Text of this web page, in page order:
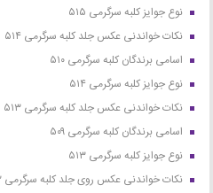
نوع جوایز کلبه سرگرمی ۵۱۵
نکات خواندنی عکس جلد کلبه سرگرمی ۵۱۴
اسامی برندگان کلبه سرگرمی ۵۱۰
نوع جوایز کلبه سرگرمی ۵۱۴
نکات خواندنی عکس جلد کلبه سرگرمی ۵۱۳
اسامی برندگان کلبه سرگرمی ۵۰۹
نوع جوایز کلبه سرگرمی ۵۱۳
نکات خواندنی عکس روی جلد کلبه سرگرمی ۵۱۲